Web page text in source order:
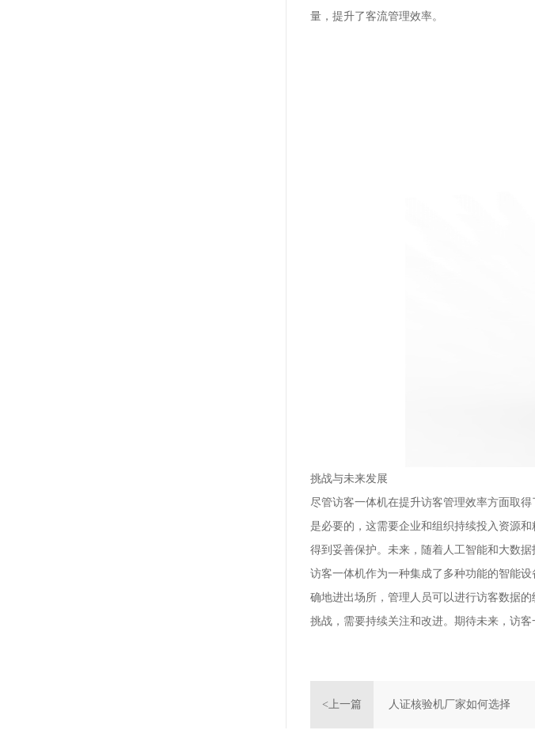
量，提升了客流管理效率。
挑战与未来发展
尽管访客一体机在提升访客管理效率方面取
是必要的，这需要企业和组织持续投入资源
得到妥善保护。未来，随着人工智能和大数
访客一体机作为一种集成了多种功能的智能
确地进出场所，管理人员可以进行访客数据
挑战，需要持续关注和改进。期待未来，访
<上一篇 人证核验机厂家如何选择